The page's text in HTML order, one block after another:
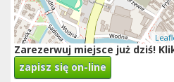
Zarezerwuj miejsce już dziś!
zapisz się on-line